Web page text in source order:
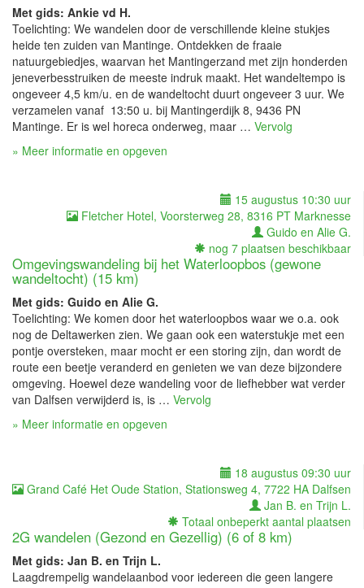
Met gids: Ankie vd H.
Toelichting: We wandelen door de verschillende kleine stukjes
heide ten zuiden van Mantinge. Ontdekken de fraaie
natuurgebiedjes, waarvan het Mantingerzand met zijn honderden
jeneverbesstruiken de meeste indruk maakt. Het wandeltempo is
ongeveer 4,5 km/u. en de wandeltocht duurt ongeveer 3 uur. We
verzamelen vanaf 13:50 u. bij Mantingerdijk 8, 9436 PN
Mantinge. Er is wel horeca onderweg, maar … Vervolg
» Meer informatie en opgeven
15 augustus 10:30 uur
Fletcher Hotel, Voorsterweg 28, 8316 PT Marknesse
Guido en Alie G.
nog 7 plaatsen beschikbaar
Omgevingswandeling bij het Waterloopbos (gewone
wandeltocht) (15 km)
Met gids: Guido en Alie G.
Toelichting: We komen door het waterloopbos waar we o.a. ook
nog de Deltawerken zien. We gaan ook een waterstukje met een
pontje oversteken, maar mocht er een storing zijn, dan wordt de
route een beetje veranderd en genieten we van deze bijzondere
omgeving. Hoewel deze wandeling voor de liefhebber wat verder
van Dalfsen verwijderd is, is … Vervolg
» Meer informatie en opgeven
18 augustus 09:30 uur
Grand Café Het Oude Station, Stationsweg 4, 7722 HA Dalfsen
Jan B. en Trijn L.
Totaal onbeperkt aantal plaatsen
2G wandelen (Gezond en Gezellig) (6 of 8 km)
Met gids: Jan B. en Trijn L.
Laagdrempelig wandelaanbod voor iedereen die geen langere